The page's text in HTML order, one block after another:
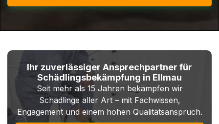
Ihr zuverlässiger Ansprechpartner für
Schädlingsbekämpfung in Ellmau
Seit mehr als 15 Jahren bekämpfen wir
Schädlinge aller Art – mit Fachwissen,
Engagement und einem hohen Qualitätsanspruch.